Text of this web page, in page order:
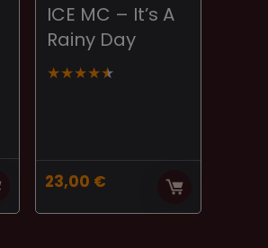
ICE MC – It’s A
Rainy Day
★★★★★
23,00 €